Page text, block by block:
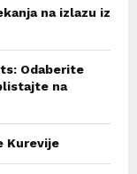
na izlazu iz
Odaberite
na
Kurevije